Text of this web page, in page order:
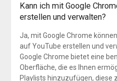
Kann ich mit Google
erstellen und verwalten?
Ja, mit Google Chrome
auf YouTube erstellen und
Google Chrome bietet eine
Oberfläche, die es Ihnen
Playlists hinzuzufügen, diese